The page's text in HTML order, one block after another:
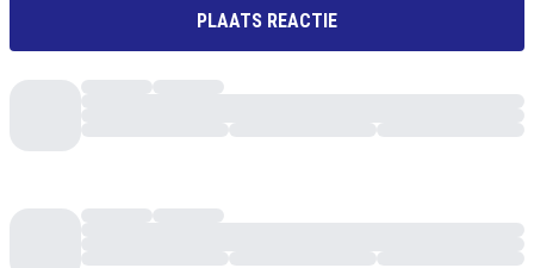
PLAATS REACTIE